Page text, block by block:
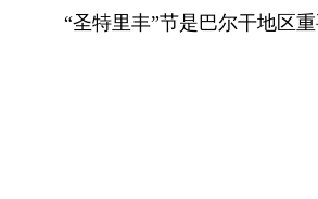
“圣特里丰”节是巴尔干地区